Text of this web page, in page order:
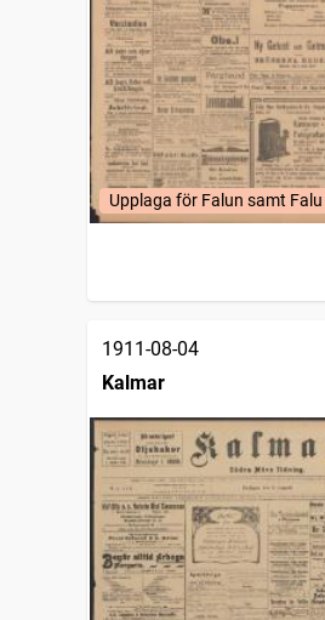
Upplaga för Falun samt
Bergslags fögderier (uppl.
1911-08-04
Kalmar